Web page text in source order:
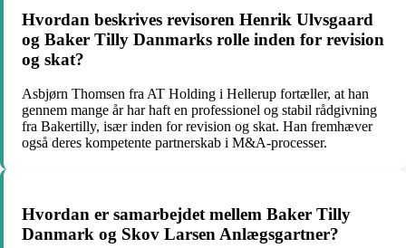
Hvordan beskrives revisoren Henrik Ulvsgaard
og Baker Tilly Danmarks rolle inden for revision
og skat?
Asbjørn Thomsen fra AT Holding i Hellerup fortæller, at han
gennem mange år har haft en professionel og stabil rådgivning
fra Bakertilly, især inden for revision og skat. Han fremhæver
også deres kompetente partnerskab i M&A-processer.
Hvordan er samarbejdet mellem Baker Tilly
Danmark og Skov Larsen Anlægsgartner?